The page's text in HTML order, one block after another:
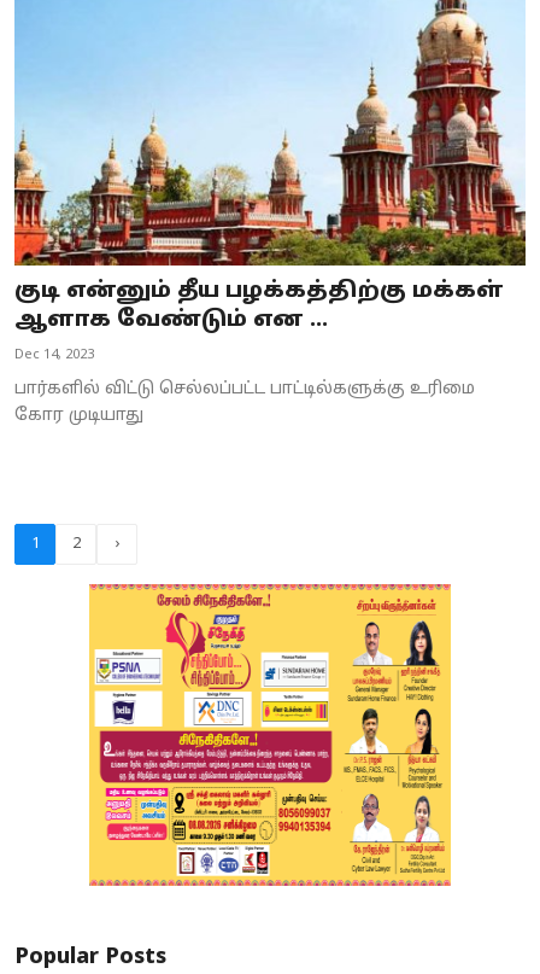
குடி என்னும் தீய பழக்கத்திற்கு மக்கள்
ஆளாக வேண்டும் என ...
Dec 14, 2023
பார்களில் விட்டு செல்லப்பட்ட பாட்டில்களுக்கு உரிமை
கோர முடியாது
1 2 ›
Popular Posts